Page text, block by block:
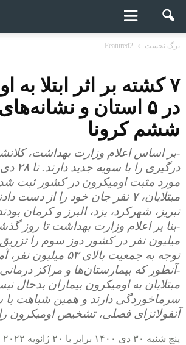
برگ نخست Featured2
۷ کشته بر اثر ابتلا به
در ۵ استان و
ششم کرونا
-بر اساس اعلام وزارت بهداشت،
مورد مثبت اومیکرون در کشور ثبت شد
مبتلایان، ۷ نفر جان خود را از
تبریز، شهرکرد، یزد، البرز و کرمان
میلیون نفر در کشور دوز سوم را تزریق
توجه به جمعیت بالای ۵۳ میلیون نفر، آمار بالایی نیست.
-آنطور که بیمارستان‌ها و مراکز
مبتلایان به اومیکرون بیماران بدحال
سرماخوردگی دارند و همین شباهت
آنفولانزای فصلی، تشخیص اومیکرون
پنج شنبه ۳۰ دی ۱۴۰۰ برابر با ۲۰ ژانویه ۲۰۲۲